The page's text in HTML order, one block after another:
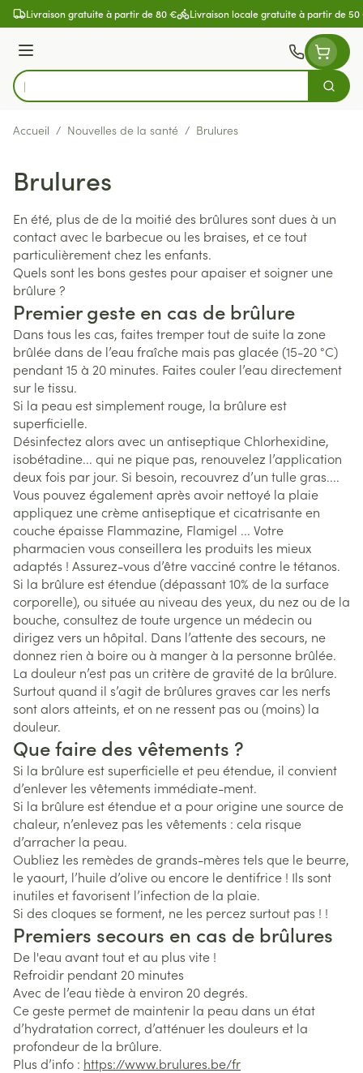
Aller au contenu
Livraison gratuite à partir de 80 € Livraison locale gratuite à partir de
Menu
Rechercher
Accueil / Nouvelles de la santé / Brulures
Brulures
En été, plus de de la moitié des brûlures sont dues à un
contact avec le barbecue ou les braises, et ce tout
particulièrement chez les enfants.
Quels sont les bons gestes pour apaiser et soigner une
brûlure ?
Premier geste en cas de brûlure
Dans tous les cas, faites tremper tout de suite la zone
brûlée dans de l’eau fraîche mais pas glacée (15-20 °C)
pendant 15 à 20 minutes. Faites couler l’eau directement
sur le tissu.
Si la peau est simplement rouge, la brûlure est
superficielle.
Désinfectez alors avec un antiseptique Chlorhexidine,
isobétadine... qui ne pique pas, renouvelez l’application
deux fois par jour. Si besoin, recouvrez d’un tulle gras....
Vous pouvez également après avoir nettoyé la plaie
appliquez une crème antiseptique et cicatrisante en
couche épaisse Flammazine, Flamigel ... Votre
pharmacien vous conseillera les produits les mieux
adaptés ! Assurez-vous d’être vacciné contre le tétanos.
Si la brûlure est étendue (dépassant 10% de la surface
corporelle), ou située au niveau des yeux, du nez ou de la
bouche, consultez de toute urgence un médecin ou
dirigez vers un hôpital. Dans l’attente des secours, ne
donnez rien à boire ou à manger à la personne brûlée.
La douleur n’est pas un critère de gravité de la brûlure.
Surtout quand il s’agit de brûlures graves car les nerfs
sont alors atteints, et on ne ressent pas ou (moins) la
douleur.
Que faire des vêtements ?
Si la brûlure est superficielle et peu étendue, il convient
d’enlever les vêtements immédiate-ment.
Si la brûlure est étendue et a pour origine une source de
chaleur, n’enlevez pas les vêtements : cela risque
d’arracher la peau.
Oubliez les remèdes de grands-mères tels que le beurre,
le yaourt, l’huile d’olive ou encore le dentifrice ! Ils sont
inutiles et favorisent l’infection de la plaie.
Si des cloques se forment, ne les percez surtout pas ! !
Premiers secours en cas de brûlures
De l'eau avant tout et au plus vite !
Refroidir pendant 20 minutes
Avec de l’eau tiède à environ 20 degrés.
Ce geste permet de maintenir la peau dans un état
d’hydratation correct, d’atténuer les douleurs et la
profondeur de la brûlure.
Plus d’info : https://www.brulures.be/fr